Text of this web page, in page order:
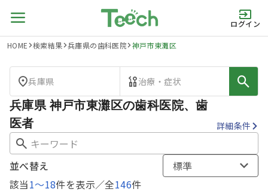
ログイン
HOME 検索結果 兵庫県の歯科医院 神戸市東灘区
兵庫県 治療・症状
兵庫県 神戸市東灘区の歯科医院、歯
医者
詳細条件
該当1〜18件を表示／全146件
並べ替え 標準